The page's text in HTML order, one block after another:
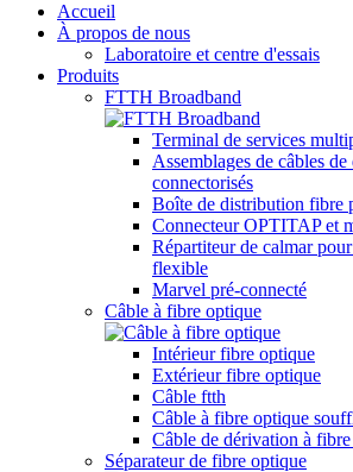
Accueil
À propos de nous
Laboratoire et centre d'essais
Produits
FTTH Broadband
Terminal de services
Assemblages de câbles
connectorisés
Boîte de distribution fibre
Connecteur OPTITAP et
Répartiteur de calmar
flexible
Marvel pré-connecté
Câble à fibre optique
Intérieur fibre optique
Extérieur fibre optique
Câble ftth
Câble à fibre optique
Câble de dérivation à
Séparateur de fibre optique